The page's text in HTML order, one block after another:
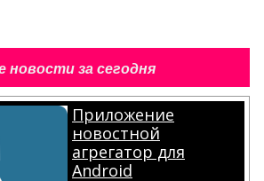
новости за сегодня
Приложение
новостной
агрегатор для
Android